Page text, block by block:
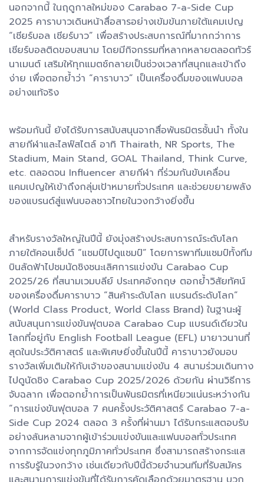
นอกจากนี้ ในฤดูกาลใหม่ของ Carabao 7-a-Side Cup
2025 คาราบาวเดินหน้าสื่อสารอย่างเข้มข้นภายใต้แคมเปญ
“เชียร์บอล เชียร์บาว” เพื่อสร้างประสบการณ์ที่มากกว่าการ
เชียร์บอลติดขอบสนาม โดยมีกิจกรรมที่หลากหลายตลอดทัวร์
นาเมนต์ เสริมให้ทุกแมตช์กลายเป็นช่วงเวลาที่สนุกและเข้าถึง
ง่าย เพื่อตอกย้ำว่า “คาราบาว” เป็นเครื่องดื่มของแฟนบอล
อย่างแท้จริง
พร้อมกันนี้ ยังได้รับการสนับสนุนจากสื่อพันธมิตรชั้นนำ ทั้งใน
สายกีฬาและไลฟ์สไตล์ อาทิ Thairath, NR Sports, The
Stadium, Main Stand, GOAL Thailand, Think Curve,
etc. ตลอดจน Influencer สายกีฬา ที่ร่วมกันขับเคลื่อน
แคมเปญให้เข้าถึงกลุ่มเป้าหมายทั่วประเทศ และช่วยขยายพลัง
ของแบรนด์สู่แฟนบอลชาวไทยในวงกว้างยิ่งขึ้น
สำหรับรางวัลใหญ่ในปีนี้ ยังมุ่งสร้างประสบการณ์ระดับโลก
ภายใต้คอนเซ็ปต์ “แชมป์ไปดูแชมป์” โดยการพาทีมแชมป์ทั้งทีม
บินลัดฟ้าไปชมนัดชิงชนะเลิศการแข่งขัน Carabao Cup
2025/26 ที่สนามเวมบลีย์ ประเทศอังกฤษ ตอกย้ำวิสัยทัศน์
ของเครื่องดื่มคาราบาว “สินค้าระดับโลก แบรนด์ระดับโลก”
(World Class Product, World Class Brand) ในฐานะผู้
สนับสนุนการแข่งขันฟุตบอล Carabao Cup แบรนด์เดียวใน
โลกที่อยู่กับ English Football League (EFL) มายาวนานที่
สุดในประวัติศาสตร์ และพิเศษยิ่งขึ้นในปีนี้ คาราบาวยังมอบ
รางวัลเพิ่มเติมให้กับเจ้าของสนามแข่งขัน 4 สนามร่วมเดินทาง
ไปดูนัดชิง Carabao Cup 2025/2026 ด้วยกัน ผ่านวิธีการ
จับฉลาก เพื่อตอกย้ำการเป็นพันธมิตรที่เหนียวแน่นระหว่างกัน
“การแข่งขันฟุตบอล 7 คนครั้งประวัติศาสตร์ Carabao 7-a-
Side Cup 2024 ตลอด 3 ครั้งที่ผ่านมา ได้รับกระแสตอบรับ
อย่างล้นหลามจากผู้เข้าร่วมแข่งขันและแฟนบอลทั่วประเทศ
จากการจัดแข่งทุกภูมิภาคทั่วประเทศ ซึ่งสามารถสร้างกระแส
การรับรู้ในวงกว้าง เช่นเดียวกับปีนี้ด้วยจำนวนทีมที่รับสมัคร